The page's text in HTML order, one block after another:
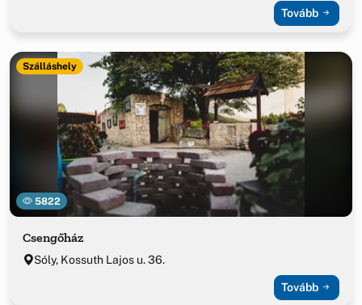
Tovább
5822
Szálláshely
Csengőház
Sóly, Kossuth Lajos u. 36.
Tovább